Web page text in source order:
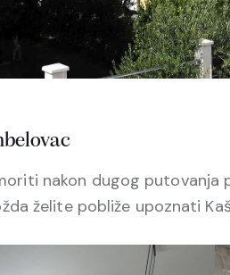
nakon dugog putovanja
želite pobliže upoznati